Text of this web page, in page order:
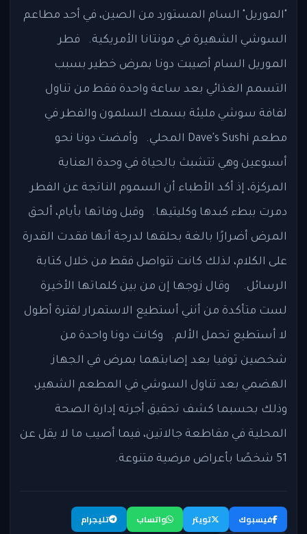
"الموريل" السام المستورد من الصين، في أحد مطاعم
السوشي الشهيرة في مونتانا الأمريكية. فطر
الموريل السام أصيبت دونا بمرض خطير بسبب
التسمم الغذائي بعد ساعة واحدة فقط من تناول
لفافة سوشي مليئة بسمك السلمون والفطر في
مطعم Dave's Sushi المحلي. وأمضت دونا نحو
أسبوعين وهي تتشبث بالحياة في وحدة العناية
المركزة، إذ أكد الأطباء أن السموم الناتجة عن الفطر
دمرت ببطء كبدها وكليتيها. وقبل وفاتها بأيام، ألحق
المرض أضرارًا بالغة بحلقها لدرجة أنها فقدت القدرة
على الكلام، لذلك كانت تتواصل فقط من خلال كتابة
الرسائل. وقال زوجها إن من بين كلماتها الأخيرة
لست متأكدة من أنني أستطيع الاستمرار لفترة أطول
لا أستطيع تحمل الألم. وكانت دونا واحدة من
شخصين توفيا بعد إصابتهما بمرض في الجهاز
الهضمي بعد تناول السوشي في المطعم الشهير،
وذلك بحسبما كشف تحقيق أجرته إدارة الصحة
المحلية في مقاطعة جالاتين، فيما أصيب ما لا يقل عن
51 شخصًا بأعراض مرضية متنوعة.
فيسبوك تويتر واتساب
تليجرام